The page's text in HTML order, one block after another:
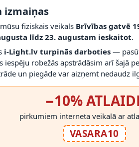
drīkst droši izmantot.
montāžas novērtēt proporcijas un
izmaiņas
fiziskais veikals Brīvības gatvē
līdz 23. augustam ieskaitot.
i-Light.lv turpinās darboties —
iespēju robežās apstrādāsim arī šajā
un piegāde var aizņemt nedaudz
−10%
pirkumiem interneta veikalā ar
VASARA10